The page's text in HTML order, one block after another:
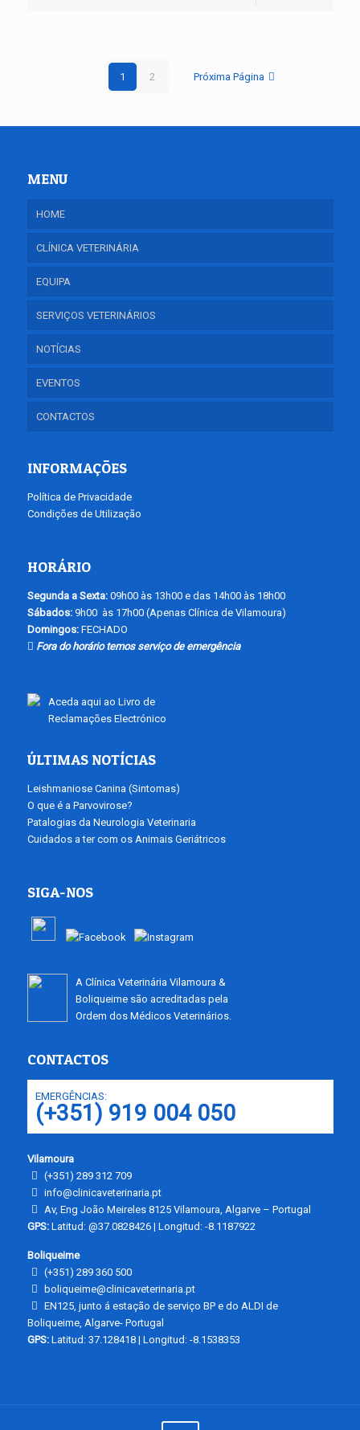
1 2 Próxima Página
MENU
HOME
CLÍNICA VETERINÁRIA
EQUIPA
SERVIÇOS VETERINÁRIOS
NOTÍCIAS
EVENTOS
CONTACTOS
INFORMAÇÕES
Política de Privacidade
Condições de Utilização
HORÁRIO
Segunda a Sexta:09h00 às 13h00 e das 14h00 às 18h00
Sábados:9h00 às 17h00 (Apenas Clínica de Vilamoura)
Domingos:FECHADO
Fora do horário temos serviço de emergência
Aceda aqui ao Livro de
Reclamações Electrónico
ÚLTIMAS NOTÍCIAS
Leishmaniose Canina (Sintomas)
O que é a Parvovirose?
Patalogias da Neurologia Veterinaria
Cuidados a ter com os Animais Geriátricos
SIGA-NOS
A Clínica Veterinária Vilamoura &
Boliqueime são acreditadas pela
Ordem dos Médicos Veterinários.
CONTACTOS
EMERGÊNCIAS:
(+351) 919 004 050
Vilamoura
(+351) 289 312 709
info@clinicaveterinaria.pt
Av, Eng João Meireles 8125 Vilamoura, Algarve – Portugal
GPS:Latitud: @37.0828426 | Longitud: -8.1187922
Boliqueime
(+351) 289 360 500
boliqueime@clinicaveterinaria.pt
EN125, junto á estação de serviço BP e do ALDI de
Boliqueime, Algarve- Portugal
GPS: Latitud: 37.128418 | Longitud: -8.1538353